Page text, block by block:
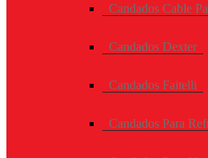
Candados Cable
Candados Dexter
Candados Faitelli
Candados Para